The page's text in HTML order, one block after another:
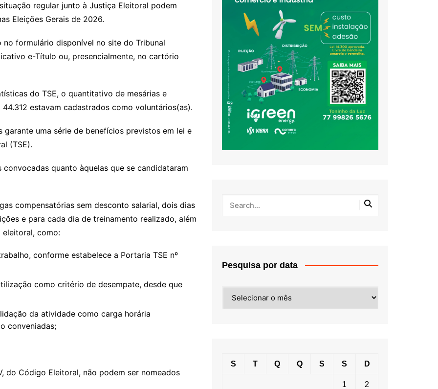
regular junto à Justiça Eleitoral podem
Eleições Gerais de 2026.
formulário disponível no site do Tribunal
e-Título ou, presencialmente, no cartório
do TSE, o quantitativo de mesárias e
estavam cadastrados como voluntários(as).
uma série de benefícios previstos em lei e
(TSE).
quanto àquelas que se candidataram
compensatórias sem desconto salarial, dois dias
e para cada dia de treinamento realizado, além
eleitoral, como:
conforme estabelece a Portaria TSE nº
como critério de desempate, desde que
da atividade como carga horária
conveniadas;
do Código Eleitoral, não podem ser nomeados
Pesquisa por data
por
S T Q Q S S D
1 2